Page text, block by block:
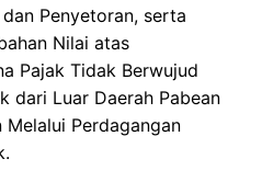
Penyetoran, serta
Nilai atas
Pajak Tidak Berwujud
dari Luar Daerah Pabean
Melalui Perdagangan